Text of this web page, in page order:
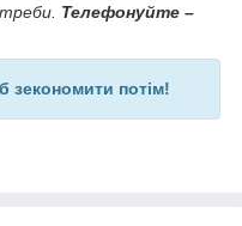
Телефонуйте –
зекономити потім!